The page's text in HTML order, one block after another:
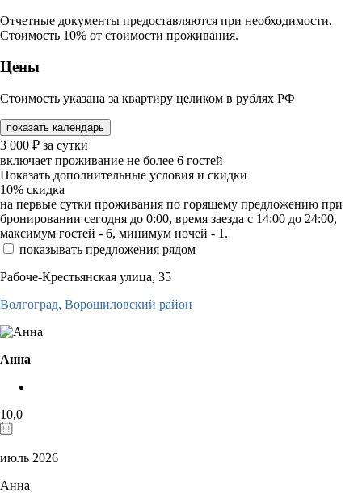
Отчетные документы предоставляются при необходимости.
Стоимость 10% от стоимости проживания.
Цены
Стоимость указана за квартиру целиком в рублях РФ
показать календарь
3 000 ₽ за сутки
включает проживание не более 6 гостей
Показать дополнительные условия и скидки
10% скидка
на первые сутки проживания по горящему предложению при
бронировании сегодня до 0:00, время заезда с 14:00 до 24:00,
максимум гостей - 6, минимум ночей - 1.
показывать предложения рядом
Рабоче-Крестьянская улица, 35
Волгоград, Ворошиловский район
Анна
10,0
июль 2026
Анна